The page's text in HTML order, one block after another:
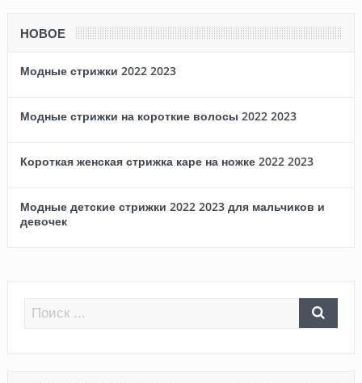
НОВОЕ
Модные стрижки 2022 2023
Модные стрижки на короткие волосы 2022 2023
Короткая женская стрижка каре на ножке 2022 2023
Модные детские стрижки 2022 2023 для мальчиков и
девочек